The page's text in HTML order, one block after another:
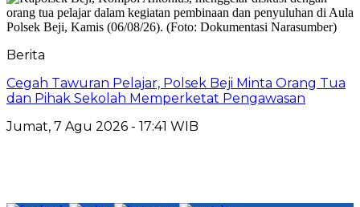
Berita
Cegah Tawuran Pelajar, Polsek Beji Minta Orang Tua
dan Pihak Sekolah Memperketat Pengawasan
Jumat, 7 Agu 2026 - 17:41 WIB